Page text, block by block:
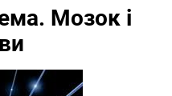
Мозок і